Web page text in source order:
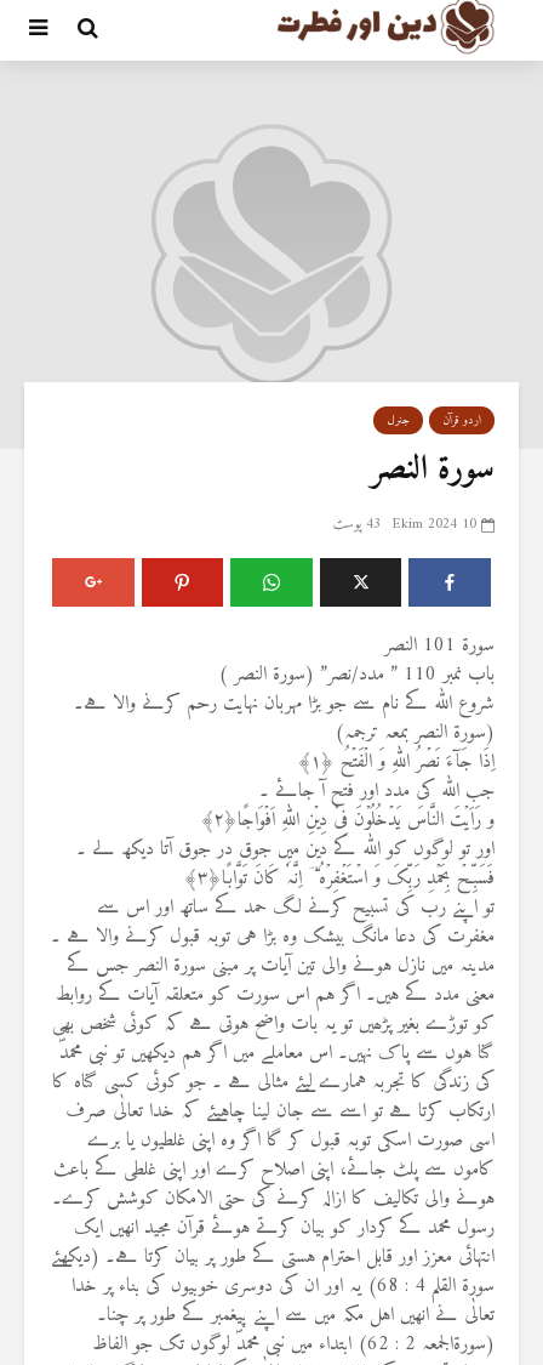
اردو قرآن جنرل
سورة النصر
10 Ekim 2024 43 پوسٹ
سورة 101 النصر
باب نمبر 110 ” مدد/نصر” (سورة النصر )
شروع اللہ کے نام سے جو بڑا مہربان نہایت رحم کرنے والا ہے۔
(سورة النصر بمعہ ترجمہ)
اِذَا جَآءَ نَصۡرُ اللّٰہِ وَ الۡفَتۡحُ ﴿۱﴾
جب اللہ کی مدد اور فتح آ جائے ۔
و رَاَیۡتَ النَّاسَ یَدۡخُلُوۡنَ فِیۡ دِیۡنِ اللّٰہِ اَفۡوَاجًا﴿۲﴾
اور تو لوگوں کو اللہ کے دین میں جوق در جوق آتا دیکھ لے ۔
فَسَبِّحۡ بِحَمۡدِ رَبِّکَ وَ اسۡتَغۡفِرۡہُ ؕ ؔ اِنَّہٗ کَانَ تَوَّابًا﴿۳﴾
تو اپنے رب کی تسبیح کرنے لگ حمد کے ساتھ اور اس سے
مغفرت کی دعا مانگ بیشک وہ بڑا ہی توبہ قبول کرنے والا ہے ۔
مدینہ میں نازل ہونے والی تین آیات پر مبنی سورۃ النصر جس کے
معنی مدد کے ہیں۔ اگر ہم اس سورت کو متعلقہ آیات کے روابط
کو توڑے بغیر پڑھیں تو یہ بات واضح ہوتی ہے کہ کوئی شخص بھی
گنا ہوں سے پاک نہیں۔ اس معاملے میں اگر ہم دیکھیں تو نبی محمدؐ
کی زندگی کا تجربہ ہمارے لیئے مثالی ہے ۔ جو کوئی کسی گناہ کا
ارتکاب کرتا ہے تو اسے سے جان لینا چاہیئے کہ خدا تعالٰی صرف
اسی صورت اسکی توبہ قبول کر گا اگر وہ اپنی غلطیوں یا برے
کاموں سے پلٹ جائے، اپنی اصلاح کرے اور اپنی غلطی کے باعث
ہونے والی تکالیف کا ازالہ کرنے کی حتی الامکان کوشش کرے۔
رسول محمد کے کردار کو بیان کرتے ہوئے قرآن مجید انھیں ایک
انتہائی معزز اور قابل احترام ہستی کے طور پر بیان کرتا ہے۔ (دیکھئے
سورۃ القلم 4 : 68) یہ اور ان کی دوسری خوبیوں کی بناء پر خدا
تعالٰی نے انھیں اہل مکہ میں سے اپنے پیغمبر کے طور پر چنا۔
(سورۃالجمعہ 2 : 62) ابتداء میں نبی محمدؐ لوگوں تک جو الفاظ